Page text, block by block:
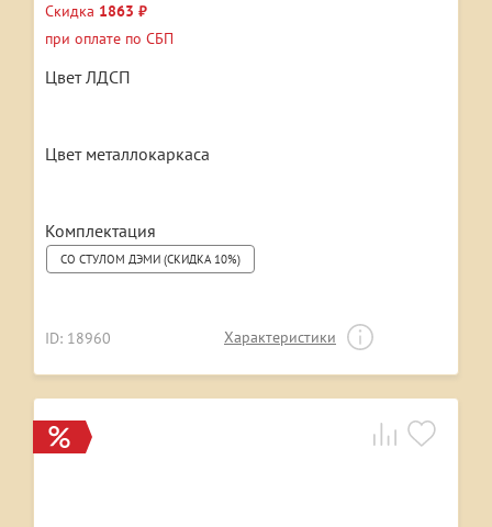
Скидка 1863 ₽
при оплате по СБП
Цвет ЛДСП
Цвет металлокаркаса
Комплектация
СО СТУЛОМ ДЭМИ (СКИДКА 10%)
ID: 18960 Характеристики